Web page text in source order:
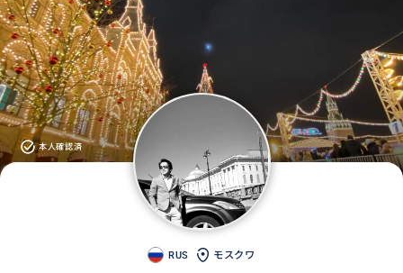
本人確認済
RUS モスクワ